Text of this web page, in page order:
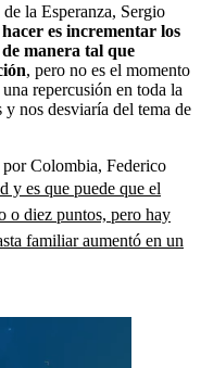
la Esperanza, Sergio
es incrementar los
manera tal que
, pero no es el momento
repercusión en toda la
nos desviaría del tema de
por Colombia, Federico
y es que puede que el
o diez puntos, pero hay
familiar aumentó en un